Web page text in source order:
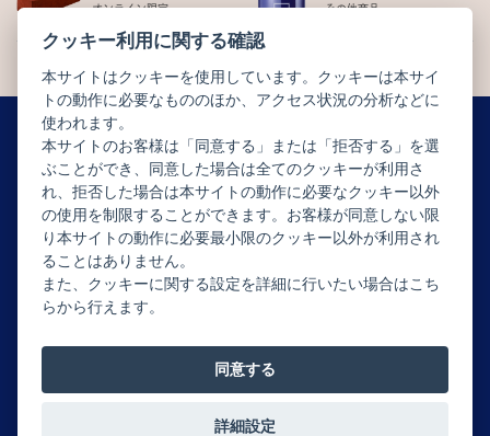
オンライン限定 その他商品
ニュースレター配信登録はこちら
Copyright © JEAN-PAUL HÉVIN JAPON All rights reserved.
クッキー利用に関する確認
本サイトはクッキーを使用しています。クッキーは本サイ
トの動作に必要なもののほか、アクセス状況の分析などに
使われます。
本サイトのお客様は「同意する」または「拒否する」を選
ぶことができ、同意した場合は全てのクッキーが利用さ
れ、拒否した場合は本サイトの動作に必要なクッキー以外
の使用を制限することができます。お客様が同意しない限
り本サイトの動作に必要最小限のクッキー以外が利用され
ることはありません。
また、クッキーに関する設定を詳細に行いたい場合はこち
らから行えます。
同意する
詳細設定